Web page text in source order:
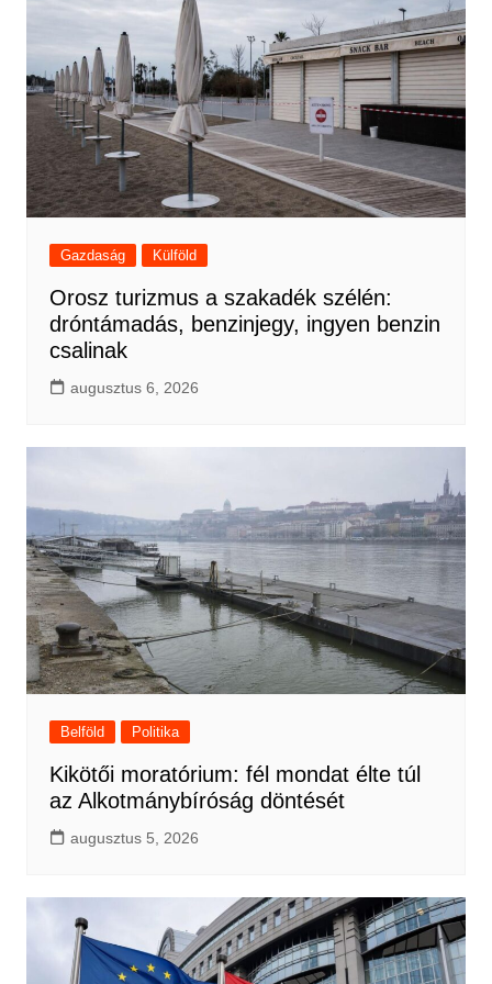
Gazdaság Külföld
Orosz turizmus a szakadék szélén:
dróntámadás, benzinjegy, ingyen benzin
csalinak
augusztus 6, 2026
Belföld Politika
Kikötői moratórium: fél mondat élte túl
az Alkotmánybíróság döntését
augusztus 5, 2026